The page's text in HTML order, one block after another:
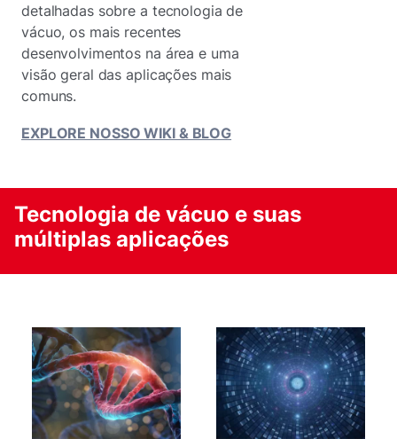
detalhadas sobre a tecnologia de
vácuo, os mais recentes
desenvolvimentos na área e uma
visão geral das aplicações mais
comuns.
EXPLORE NOSSO WIKI & BLOG
Tecnologia de vácuo e suas
múltiplas aplicações